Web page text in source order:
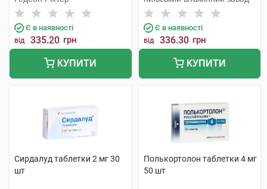
Є в наявності
від 335.20 грн
КУПИТИ
Є в наявності
від 336.30 грн
КУПИТИ
Сирдалуд таблетки 2 мг 30
шт
Полькортолон таблетки 4 мг
50 шт